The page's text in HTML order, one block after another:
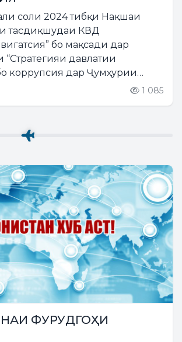
соли 2024 тибқи Нақшаи
тасдиқшудаи КВД
бо мақсади дар
“Стратегияи давлатии
коррупсия дар Ҷумҳурии
давраи то соли 2030”
1 085
ФУРУДГОҲИ